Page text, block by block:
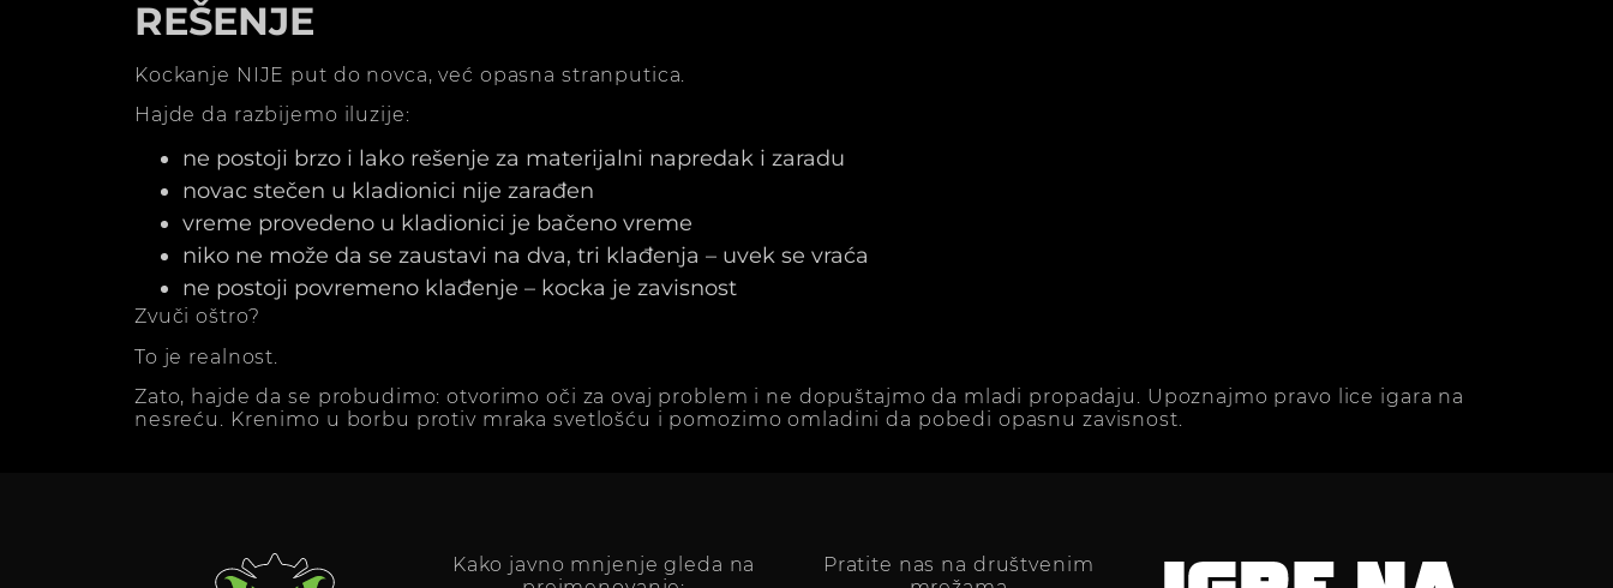
REŠENJE
Kockanje NIJE put do novca, već opasna stranputica.
Hajde da razbijemo iluzije:
ne postoji brzo i lako rešenje za materijalni napredak i zaradu
novac stečen u kladionici nije zarađen
vreme provedeno u kladionici je bačeno vreme
niko ne može da se zaustavi na dva, tri klađenja – uvek se vraća
ne postoji povremeno klađenje – kocka je zavisnost
Zvuči oštro?
To je realnost.
Zato, hajde da se probudimo: otvorimo oči za ovaj problem i ne dopuštajmo da mladi propadaju. Upoznajmo pravo lice igara na
nesreću. Krenimo u borbu protiv mraka svetlošću i pomozimo omladini da pobedi opasnu zavisnost.
Kako javno mnjenje gleda na
Pratite nas na društvenim